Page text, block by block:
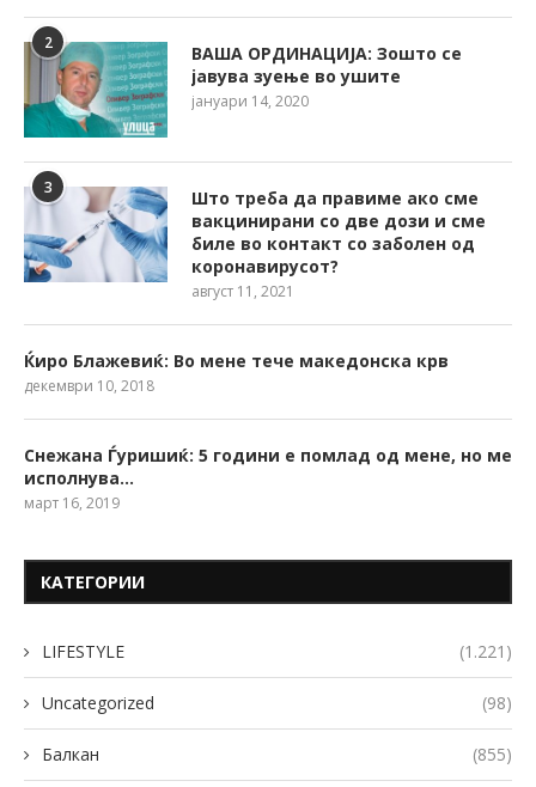
2
ВАША ОРДИНАЦИЈА: Зошто се
јавува зуење во ушите
јануари 14, 2020
3
Што треба да правиме ако сме
вакцинирани со две дози и сме
биле во контакт со заболен од
коронавирусот?
август 11, 2021
Ќиро Блажевиќ: Во мене тече македонска крв
декември 10, 2018
Снежана Ѓуришиќ: 5 години е помлад од мене, но ме
исполнува…
март 16, 2019
КАТЕГОРИИ
LIFESTYLE (1.221)
Uncategorized (98)
Балкан (855)